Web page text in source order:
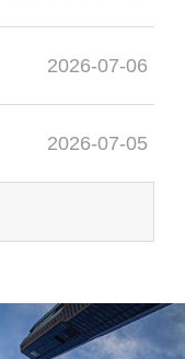
2026-07-06
2026-07-05